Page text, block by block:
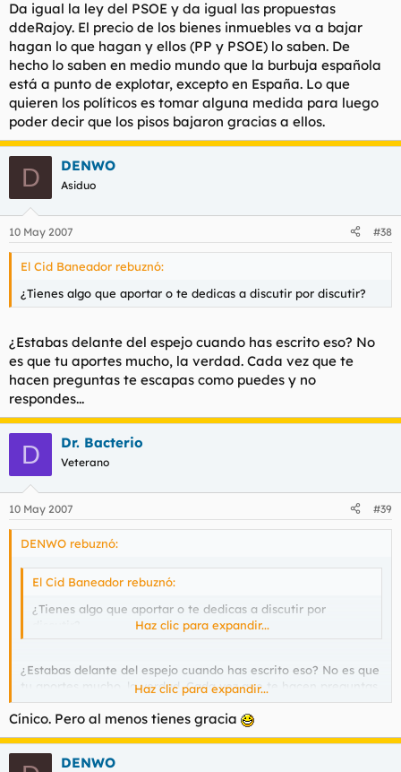
Da igual la ley del PSOE y da igual las propuestas
ddeRajoy. El precio de los bienes inmuebles va a bajar
hagan lo que hagan y ellos (PP y PSOE) lo saben. De
hecho lo saben en medio mundo que la burbuja española
está a punto de explotar, excepto en España. Lo que
quieren los políticos es tomar alguna medida para luego
poder decir que los pisos bajaron gracias a ellos.
D DENWO
Asiduo
10 May 2007 #38
El Cid Baneador rebuznó:
¿Tienes algo que aportar o te dedicas a discutir por discutir?
¿Estabas delante del espejo cuando has escrito eso? No
es que tu aportes mucho, la verdad. Cada vez que te
hacen preguntas te escapas como puedes y no
respondes...
D Dr. Bacterio
Veterano
10 May 2007 #39
DENWO rebuznó:
El Cid Baneador rebuznó:
¿Tienes algo que aportar o te dedicas a discutir por
Haz clic para expandir...
¿Estabas delante del espejo cuando has escrito eso? No es que
tu aportes mucho, la verdad. Cada vez que te hacen preguntas
te escapas como puedes y no respondes...
Haz clic para expandir...
Cínico. Pero al menos tienes gracia
DENWO